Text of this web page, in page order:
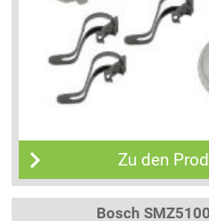
Zu den
Bosch